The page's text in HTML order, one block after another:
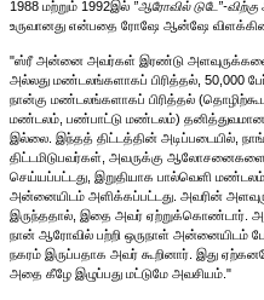
1988 மற்றும் 1992இல் ”ஆரோவில் டுடே”-விற்கு
உருவானது என்பதை ரோஷே ஆன்ஷே
"ஸ்ரீ அன்னை அவர்கள் இரண்டு
அல்லது மண்டலங்களாகப் பிரித்தல், 50,000
நான்கு மண்டலங்களாகப் பிரித்தல்
மண்டலம், பண்பாட்டு மண்டலம்)
இல்லை. இந்தத் திட்டத்தின் அடிப்படையில்,
திட்டமிடுபவர்கள், அவருக்கு
செய்யப்பட்டது, இறுதியாக பால்வெளி
அன்னையிடம் அளிக்கப்பட்டது. அவரின்
இருந்ததால், இதை அவர் ஏற்றுக்கொண்டார்.
நான் ஆரோவில் பற்றி ஒருநாள் அன்னையிடம்
நகரம் இருப்பதாக அவர் கூறினார். இது
அதை கீழே இழுப்பது மட்டுமே அவசியம்."